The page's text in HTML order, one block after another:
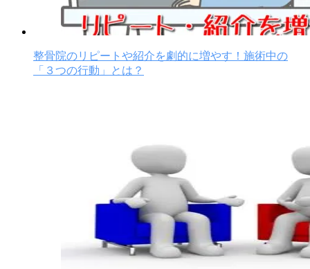
整骨院のリピートや紹介を劇的に増やす！施術中の
「３つの行動」とは？